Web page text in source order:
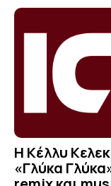
Η Κέλλυ
«Γλύκα